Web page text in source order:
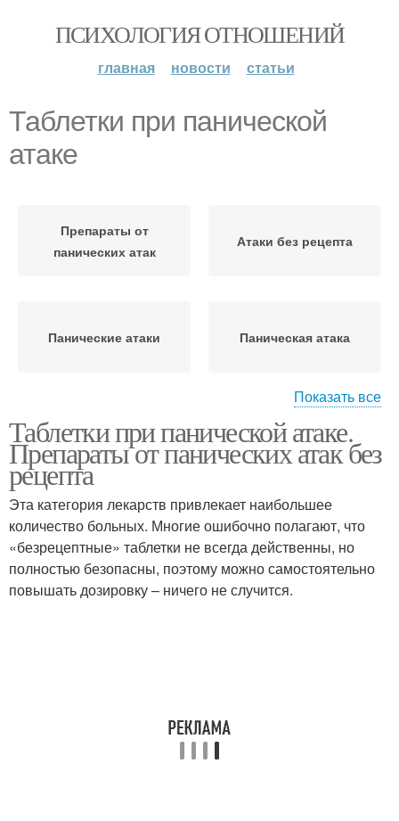
ПСИХОЛОГИЯ ОТНОШЕНИЙ
главная новости статьи
Таблетки при панической
атаке
Препараты от
панических атак
Атаки без рецепта
Панические атаки Паническая атака
панических атаках
Антидепрессанты при
панических атаках
Атаки без
антидепрессантов
Диазепа при панических
атаках
Показать все
Таблетки при панической атаке.
Препараты от панических атак без
рецепта
Эта категория лекарств привлекает наибольшее
количество больных. Многие ошибочно полагают, что
«безрецептные» таблетки не всегда действенны, но
полностью безопасны, поэтому можно самостоятельно
повышать дозировку – ничего не случится.